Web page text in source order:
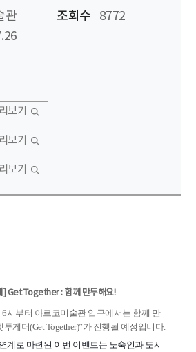
관 조회수
8772
보기
보기
보기
] Get Together : 함께 만두해요!
6시부터 아르코미술관 입구에서는 함께 만
게더(Get Together)”가 진행될 예정입니다.
계로 마련된 이번 이벤트는 노숙인과 도시